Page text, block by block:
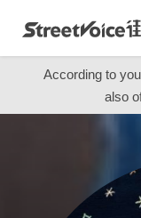
According to
also